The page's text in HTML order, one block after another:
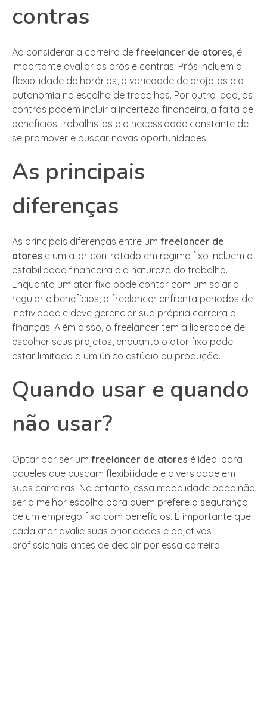
contras
Ao considerar a carreira de freelancer de atores , é
importante avaliar os prós e contras. Prós incluem a
flexibilidade de horários, a variedade de projetos e a
autonomia na escolha de trabalhos. Por outro lado, os
contras podem incluir a incerteza financeira, a falta de
benefícios trabalhistas e a necessidade constante de
se promover e buscar novas oportunidades.
As principais
diferenças
As principais diferenças entre um freelancer de
atores e um ator contratado em regime fixo incluem a
estabilidade financeira e a natureza do trabalho.
Enquanto um ator fixo pode contar com um salário
regular e benefícios, o freelancer enfrenta períodos de
inatividade e deve gerenciar sua própria carreira e
finanças. Além disso, o freelancer tem a liberdade de
escolher seus projetos, enquanto o ator fixo pode
estar limitado a um único estúdio ou produção.
Quando usar e quando
não usar?
Optar por ser um freelancer de atores é ideal para
aqueles que buscam flexibilidade e diversidade em
suas carreiras. No entanto, essa modalidade pode não
ser a melhor escolha para quem prefere a segurança
de um emprego fixo com benefícios. É importante que
cada ator avalie suas prioridades e objetivos
profissionais antes de decidir por essa carreira.